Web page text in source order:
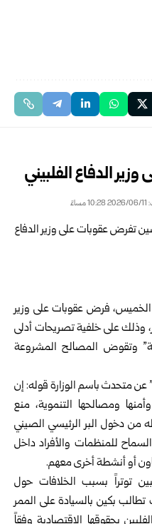
الدفاع الفلبيني
الخميس، فرض عقوبات على وزير
وذلك على خلفية تصريحات أدلى
وتقوض المصالح المشروعة
عن متحدث باسم الوزارة قوله: إن
ومصالحها التنموية، منع
من دخول البر الرئيسي الصيني
للمنظمات والأفراد داخل
أو أنشطة أخرى معهم.
توتراً بسبب الخلافات حول
بكين بالسيادة على الممر